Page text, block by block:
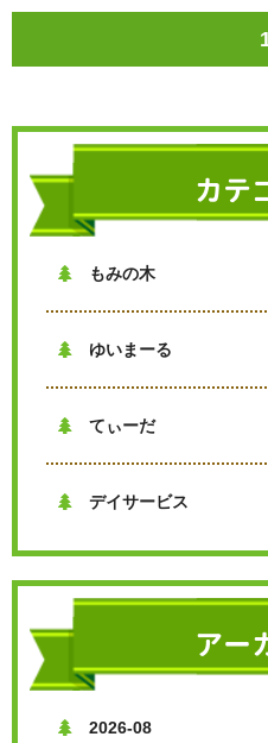
早稲田イーライフひだまり
取り扱い
スポーツ障害 肩の痛み 足・
交通事故治療 耳つぼダイエット
その他
カテ
 もみの木
 ゆいまーる
 てぃーだ
 デイサービス
アー
 2026-08